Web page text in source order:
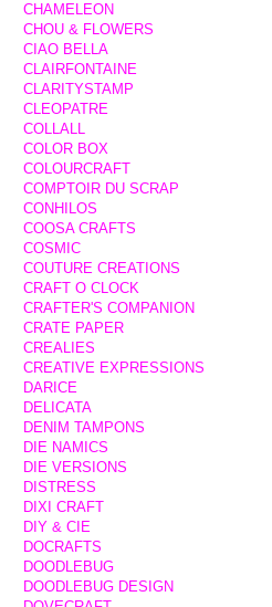
CHAMELEON
CHOU & FLOWERS
CIAO BELLA
CLAIRFONTAINE
CLARITYSTAMP
CLEOPATRE
COLLALL
COLOR BOX
COLOURCRAFT
COMPTOIR DU SCRAP
CONHILOS
COOSA CRAFTS
COSMIC
COUTURE CREATIONS
CRAFT O CLOCK
CRAFTER'S COMPANION
CRATE PAPER
CREALIES
CREATIVE EXPRESSIONS
DARICE
DELICATA
DENIM TAMPONS
DIE NAMICS
DIE VERSIONS
DISTRESS
DIXI CRAFT
DIY & CIE
DOCRAFTS
DOODLEBUG
DOODLEBUG DESIGN